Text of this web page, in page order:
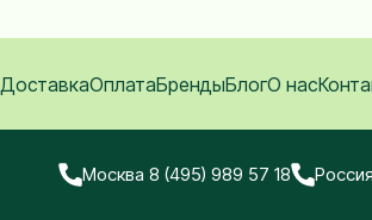
ДоставкаОплатаБрендыБлогО нас
Москва 8 (495) 989 57 18